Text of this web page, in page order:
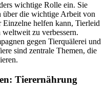
wichtige Rolle ein. Sie
über die wichtige Arbeit von
helfen kann, Tierleid
zu verbessern.
gegen Tierquälerei und
sind zentrale Themen, die
Tierernährung